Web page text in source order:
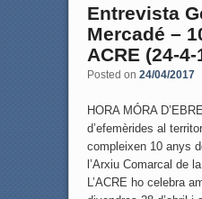
Entrevista
Mercadé –
ACRE (24-4-
Posted on 24/04/2017
HORA MÓRA
d’efemèrides al
compleixen 10 anys
l’Arxiu Comarcal de
L’ACRE ho celebra